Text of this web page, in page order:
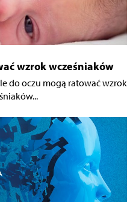
wzrok wcześniaków
do oczu mogą ratować wzrok